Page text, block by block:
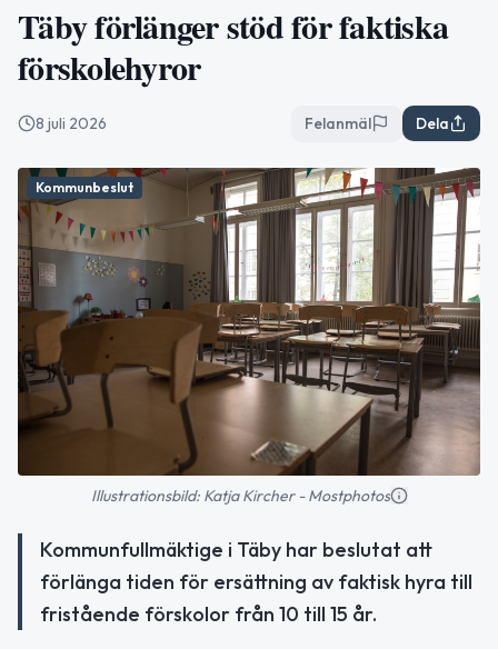
Täby förlänger stöd för faktiska
förskolehyror
8 juli 2026 Felanmäl Dela
Kommunbeslut
Illustrationsbild: Katja Kircher - Mostphotos
Kommunfullmäktige i Täby har beslutat att
förlänga tiden för ersättning av faktisk hyra till
fristående förskolor från 10 till 15 år.